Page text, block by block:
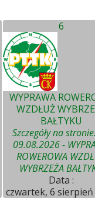
6
WYPRAWA
WZDŁUŻ
BAŁTYKU
Szczegóły na
09.08.2026 -
ROWEROWA
WYBRZEŻA
Data :
czwartek, 6 sierpień